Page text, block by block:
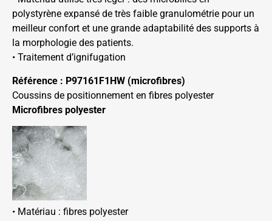
polystyrène expansé de très faible granulométrie pour un
meilleur confort et une grande adaptabilité des supports à
la morphologie des patients.
• Traitement d’ignifugation
Référence : P97161F1HW (microfibres)
Coussins de positionnement en fibres polyester
Microfibres polyester
• Matériau : fibres polyester